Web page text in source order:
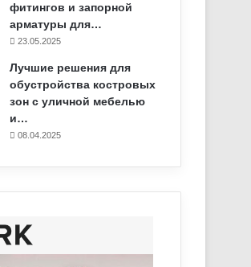
фитингов и запорной
арматуры для…
23.05.2025
Лучшие решения для
обустройства костровых
зон с уличной мебелью
и…
08.04.2025